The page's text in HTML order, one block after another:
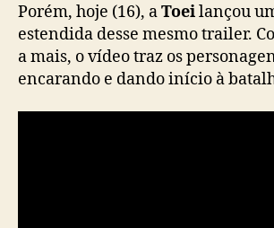
Porém, hoje (16), aToeilançou
estendida desse mesmo trailer.
a mais, o vídeo traz os
encarando e dando início à